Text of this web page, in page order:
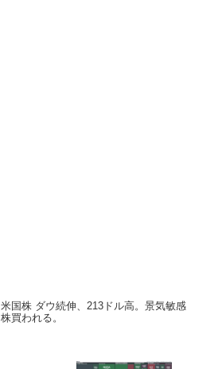
米国株 ダウ続伸、213ドル高。景気敏感
株買われる。